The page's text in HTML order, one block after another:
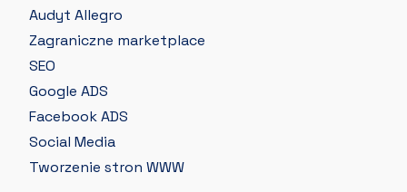
Audyt Allegro
Zagraniczne marketplace
SEO
Google ADS
Facebook ADS
Social Media
Tworzenie stron WWW